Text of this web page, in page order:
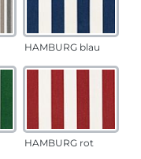
HAMBURG blau
HAMBURG rot